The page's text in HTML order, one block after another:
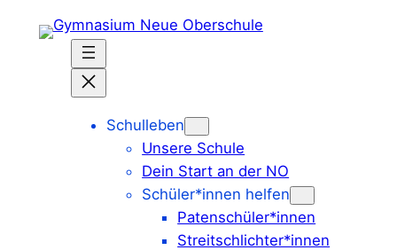
Inhalt
Schulleben
Unsere Schule
Dein Start an der NO
Schüler*innen helfen
Patenschüler*innen
Streitschlichter*innen